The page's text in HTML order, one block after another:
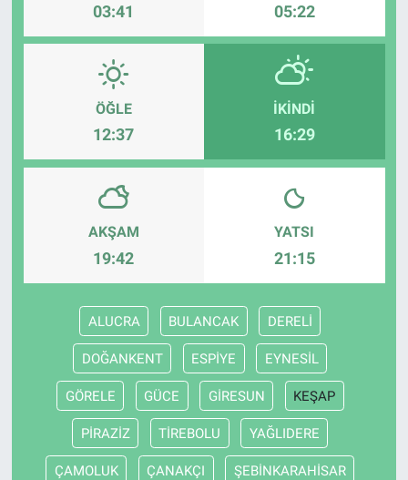
03:41 05:22
ÖĞLE
12:37
İKINDI
16:29
AKŞAM
19:42
YATSI
21:15
ALUCRA BULANCAK DERELİ
DOĞANKENT ESPİYE EYNESİL
GÖRELE GÜCE GİRESUN KEŞAP
PİRAZİZ TİREBOLU YAĞLIDERE
ÇAMOLUK ÇANAKÇI ŞEBİNKARAHİSAR